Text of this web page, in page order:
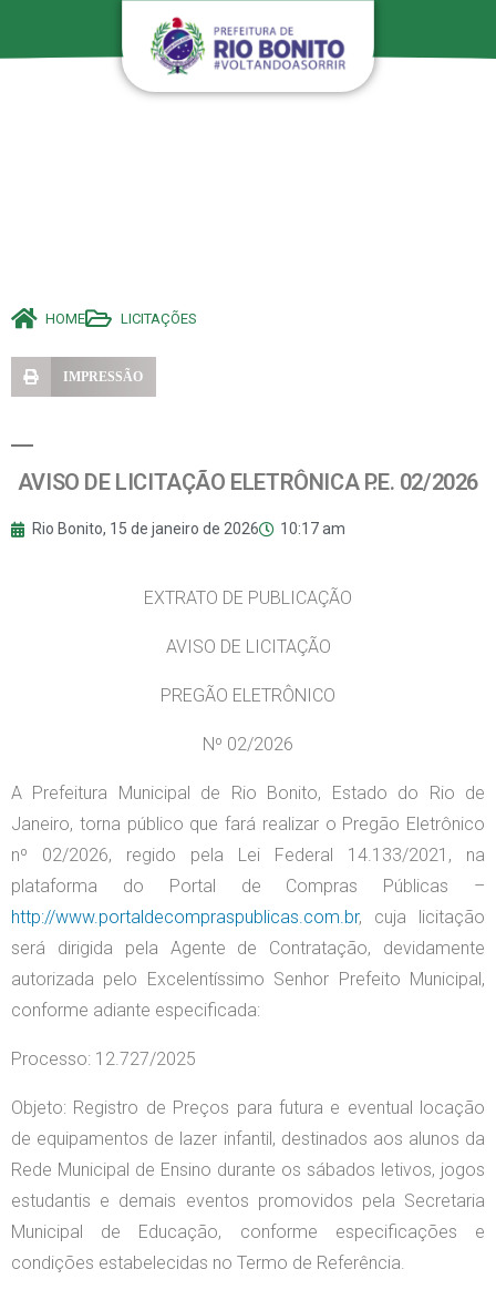
HOME LICITAÇÕES
IMPRESSÃO
AVISO DE LICITAÇÃO ELETRÔNICA P.E. 02/2026
Rio Bonito, 15 de janeiro de 2026 10:17 am
EXTRATO DE PUBLICAÇÃO
AVISO DE LICITAÇÃO
PREGÃO ELETRÔNICO
Nº 02/2026
A Prefeitura Municipal de Rio Bonito, Estado do Rio de
Janeiro, torna público que fará realizar o Pregão Eletrônico
nº 02/2026, regido pela Lei Federal 14.133/2021, na
plataforma do Portal de Compras Públicas –
http://www.portaldecompraspublicas.com.br, cuja licitação
será dirigida pela Agente de Contratação, devidamente
autorizada pelo Excelentíssimo Senhor Prefeito Municipal,
conforme adiante especificada:
Processo: 12.727/2025
Objeto: Registro de Preços para futura e eventual locação
de equipamentos de lazer infantil, destinados aos alunos da
Rede Municipal de Ensino durante os sábados letivos, jogos
estudantis e demais eventos promovidos pela Secretaria
Municipal de Educação, conforme especificações e
condições estabelecidas no Termo de Referência.